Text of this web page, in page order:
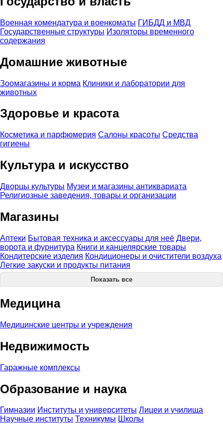
Военная комендатура и военкоматы ГИБДД и МВД
Государственные структуры Изоляторы временного
содержания
Домашние животные
Зоомагазины и корма Клиники и лаборатории для
животных
Здоровье и красота
Косметика и парфюмерия Салоны красоты Средства
гигиены
Культура и искусство
Дворцы культуры Музеи и магазины антиквариата
Религиозные заведения, товары и организации
Магазины
Аптеки Бытовая техника и аксессуары для неё Двери,
ворота и фурнитура Книги и канцелярские товары
Кондитерские изделия Кондиционеры и очистители воздуха
Легкие закуски и продукты питания
Показать все
Медицина
Медицинские центры и учреждения
Недвижимость
Гаражные комплексы
Образование и наука
Гимназии Институты и университеты Лицеи и училища
Научные институты Техникумы Школы